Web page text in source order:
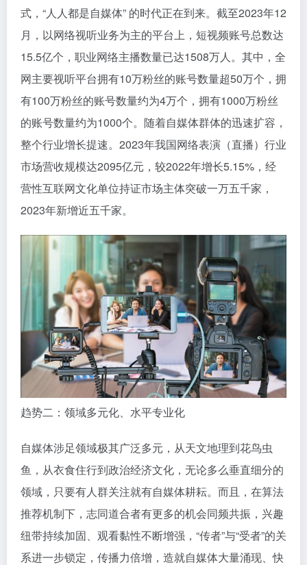
式，“人人都是自媒体” 的时代正在到来。截至2023年12
月，以网络视听业务为主的平台上，短视频账号总数达
15.5亿个，职业网络主播数量已达1508万人。其中，全
网主要视听平台拥有10万粉丝的账号数量超50万个，拥
有100万粉丝的账号数量约为4万个，拥有1000万粉丝
的账号数量约为1000个。随着自媒体群体的迅速扩容，
整个行业增长提速。2023年我国网络表演（直播）行业
市场营收规模达2095亿元，较2022年增长5.15%，经
营性互联网文化单位持证市场主体突破一万五千家，
2023年新增近五千家。
趋势二：领域多元化、水平专业化
自媒体涉足领域极其广泛多元，从天文地理到花鸟虫
鱼，从衣食住行到政治经济文化，无论多么垂直细分的
领域，只要有人群关注就有自媒体耕耘。而且，在算法
推荐机制下，志同道合者有更多的机会同频共振，兴趣
纽带持续加固、观看黏性不断增强，“传者”与“受者”的关
系进一步锁定，传播力倍增，造就自媒体大量涌现、快